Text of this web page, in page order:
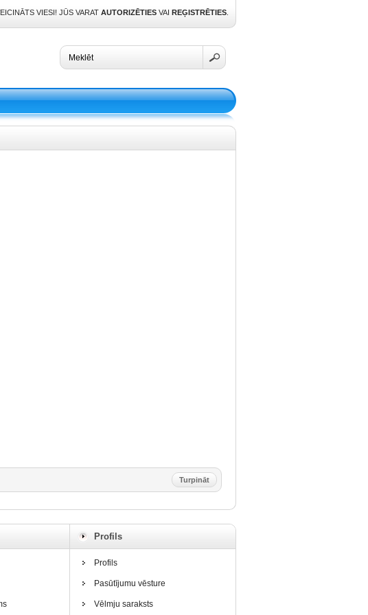
VIESI! JŪS VARAT AUTORIZĒTIES VAI REĢISTRĒTIES
Turpināt
Profils
Profils
Pasūtījumu vēsture
Vēlmju saraksts